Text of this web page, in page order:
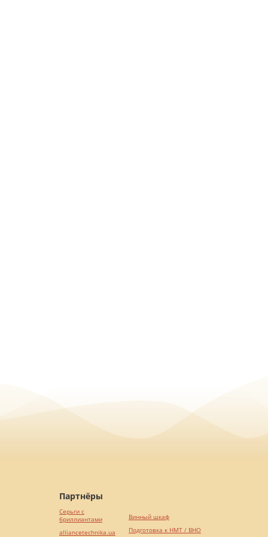
Партнёры
Серьги с
бриллиантами
alliancetechnika.ua
Винный шкаф
Подготовка к НМТ / ВНО